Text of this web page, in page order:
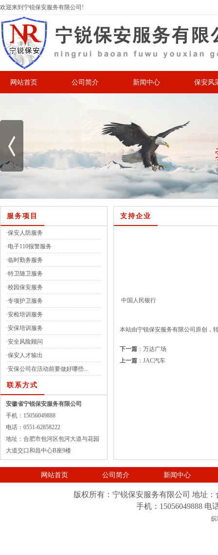
欢迎来到宁锐保安服务有限公司!
网站首页 公司简介 新闻中心 保安风
服务项目
·保安人防服务
·电子110报警服务
·临时勤务服务
·特卫随卫服务
·校园保安服务
·专项护卫服务
·安检培训服务
·安保培训服务
·安全风险顾问
·保安人才输出
·安保公司在活动前要做好哪些...
联系方式
安徽省宁锐保安服务有限公司
手机：15056049888
电话：0551-62858222
地址：合肥市包河区包河大道与花园
大道交口和昌中心B座9楼
支持企业
中国人民银行
本站由宁锐保安服务有限公司原创，
下一篇 ：万达广场
上一篇 ：JAC汽车
网站首页 公司简介 新闻中心
版权所有：宁锐保安服务有限公司 地址
手机：15056049888 电
皖